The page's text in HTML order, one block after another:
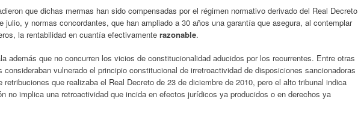
que dichas mermas han sido compensadas por el régimen normativo derivado del Real Decreto
julio, y normas concordantes, que han ampliado a 30 años una garantía que asegura, al contemplar
la rentabilidad en cuantía efectivamente razonable.
además que no concurren los vicios de constitucionalidad aducidos por los recurrentes. Entre otras
consideraban vulnerado el principio constitucional de irretroactividad de disposiciones sancionadoras
retribuciones que realizaba el Real Decreto de 23 de diciembre de 2010, pero el alto tribunal indica
no implica una retroactividad que incida en efectos jurídicos ya producidos o en derechos ya